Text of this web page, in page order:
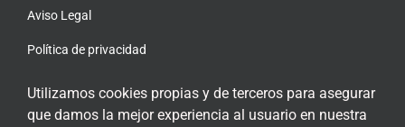
Aviso Legal
Política de privacidad
Política de cookies
Utilizamos cookies propias y de terceros para asegurar
que damos la mejor experiencia al usuario en nuestra